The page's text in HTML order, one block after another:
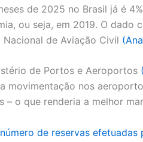
de 2025 no Brasil já é
ou seja, em 2019. O dado
Nacional de Aviação Civil
de Portos e Aeroportos
movimentação nos
– o que renderia a melhor
de reservas